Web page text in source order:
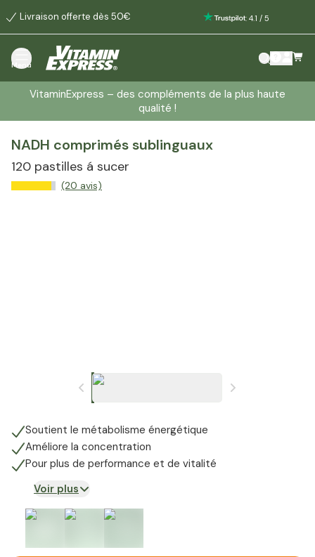
Livraison offerte dès 50€ : 4.1 / 5
Menu
VitaminExpress – des compléments de la plus haute
qualité !
NADH comprimés sublinguaux
120 pastilles á sucer
(20 avis)
Soutient le métabolisme énergétique
Améliore la concentration
Pour plus de performance et de vitalité
Voir plus